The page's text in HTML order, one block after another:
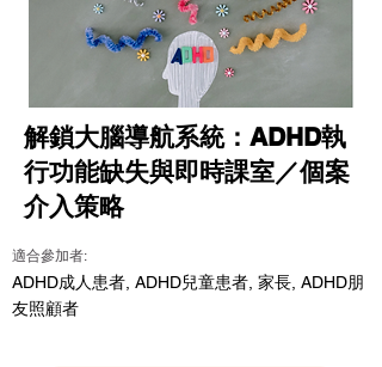
解鎖大腦導航系統：ADHD執
行功能缺失與即時課室／個案
介入策略
適合參加者:
ADHD成人患者, ADHD兒童患者, 家長, ADHD朋
友照顧者